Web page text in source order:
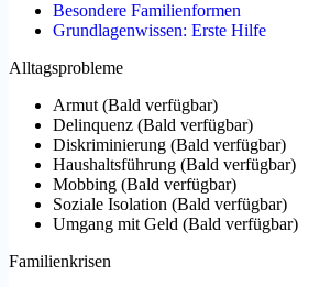
Besondere Familienformen
Grundlagenwissen: Erste Hilfe
Alltagsprobleme
Armut (Bald verfügbar)
Delinquenz (Bald verfügbar)
Diskriminierung (Bald verfügbar)
Haushaltsführung (Bald verfügbar)
Mobbing (Bald verfügbar)
Soziale Isolation (Bald verfügbar)
Umgang mit Geld (Bald verfügbar)
Familienkrisen